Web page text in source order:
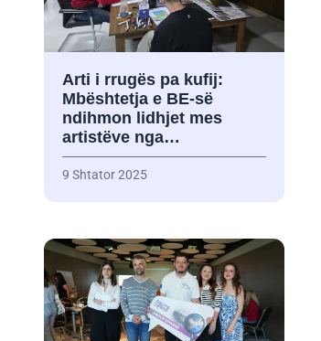
Arti i rrugës pa kufij:
Mbështetja e BE-së
ndihmon lidhjet mes
artistëve nga…
9 Shtator 2025